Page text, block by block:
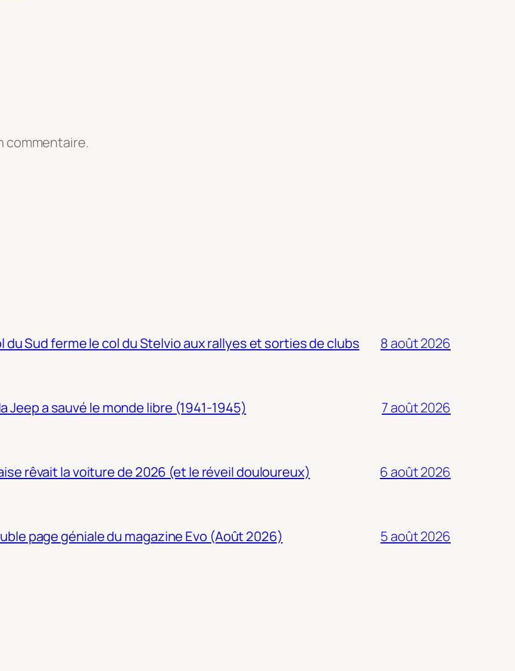
commentaire.
du Sud ferme le col du Stelvio aux rallyes et sorties de clubs 8 août 2026
Jeep a sauvé le monde libre (1941-1945) 7 août 2026
rêvait la voiture de 2026 (et le réveil douloureux) 6 août 2026
page géniale du magazine Evo (Août 2026) 5 août 2026